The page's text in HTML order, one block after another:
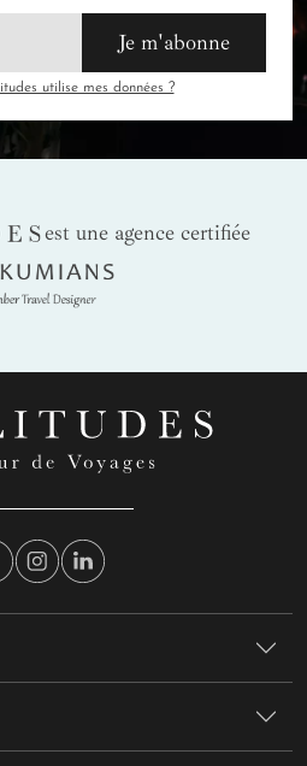
Je m'abonne
utilise mes données ?
est une agence certifiée